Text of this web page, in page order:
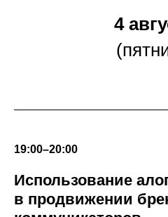
4
19:00–20:00
Использование
в продвижении